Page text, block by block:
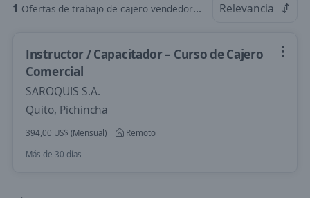
1 Ofertas de trabajo de cajero vendedor en Camilo Ponce Enríquez, Azuay Relevancia
Instructor / Capacitador – Curso de Cajero
Comercial
SAROQUIS S.A.
Quito, Pichincha
394,00 US$ (Mensual)
Remoto
Más de 30 días